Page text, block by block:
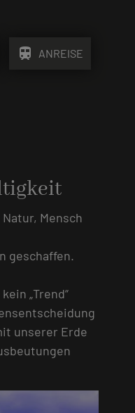
train ANREISE
Mensch
geschaffen.
„Trend“
unserer Erde